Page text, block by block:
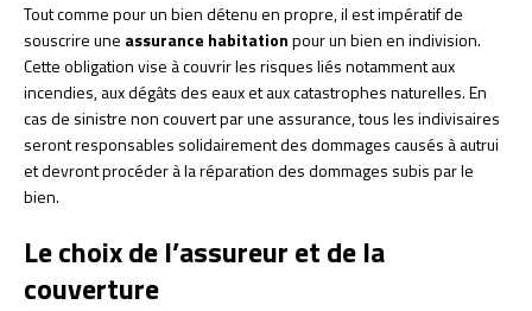
Tout comme pour un bien détenu en propre, il est impératif de
souscrire une assurance habitationpour un bien en indivision.
Cette obligation vise à couvrir les risques liés notamment aux
incendies, aux dégâts des eaux et aux catastrophes naturelles. En
cas de sinistre non couvert par une assurance, tous les indivisaires
seront responsables solidairement des dommages causés à autrui
et devront procéder à la réparation des dommages subis par le
bien.
Le choix de l’assureur et de la
couverture